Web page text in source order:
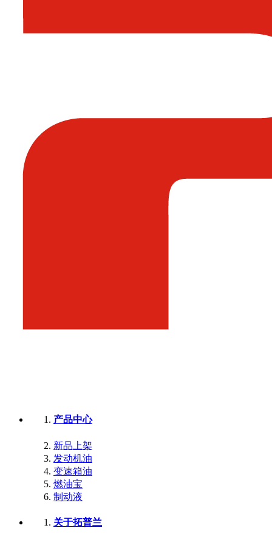
产品中心
新品上架
发动机油
变速箱油
燃油宝
制动液
关于拓普兰